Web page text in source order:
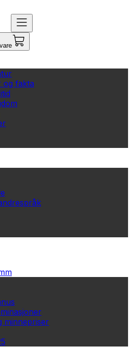
og fakta
minnepriser